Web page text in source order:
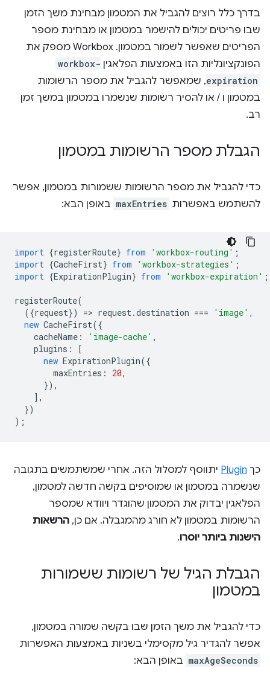
בדרך כלל רוצים להגביל את המטמון מבחינת משך הזמן
שבו פריטים יכולים להישמר במטמון או מבחינת מספר
הפריטים שאפשר לשמור במטמון. Workbox מספק את
הפונקציונליות הזו באמצעות הפלאגין workbox-
expiration, שמאפשר להגביל את מספר הרשומות
במטמון ו / או להסיר רשומות שנשמרו במטמון במשך זמן
רב.
הגבלת מספר הרשומות במטמון
כדי להגביל את מספר הרשומות ששמורות במטמון, אפשר
להשתמש באפשרות maxEntries באופן הבא:
import {registerRoute} from 'workbox-routing' ;
import {CacheFirst} from 'workbox-strategies' ;
import {ExpirationPlugin} from 'workbox-expiration' ;
registerRoute(
({request}) => request.destination === 'image' ,
new CacheFirst({
cacheName : 'image-cache' ,
plugins :
[
new ExpirationPlugin({
maxEntries : 20,
}),
],
})
);
כך Plugin יתווסף למסלול הזה. אחרי שמשתמשים בתגובה
שנשמרה במטמון או שמוסיפים בקשה חדשה למטמון,
הפלאגין יבדוק את המטמון שהוגדר ויוודא שמספר
הרשומות במטמון לא חורג מהמגבלה. אם כן, הרשאות
הישנות ביותר יוסרו.
הגבלת הגיל של רשומות ששמורות
במטמון
כדי להגביל את משך הזמן שבו בקשה שמורה במטמון,
אפשר להגדיר גיל מקסימלי בשניות באמצעות האפשרות
maxAgeSeconds באופן הבא: